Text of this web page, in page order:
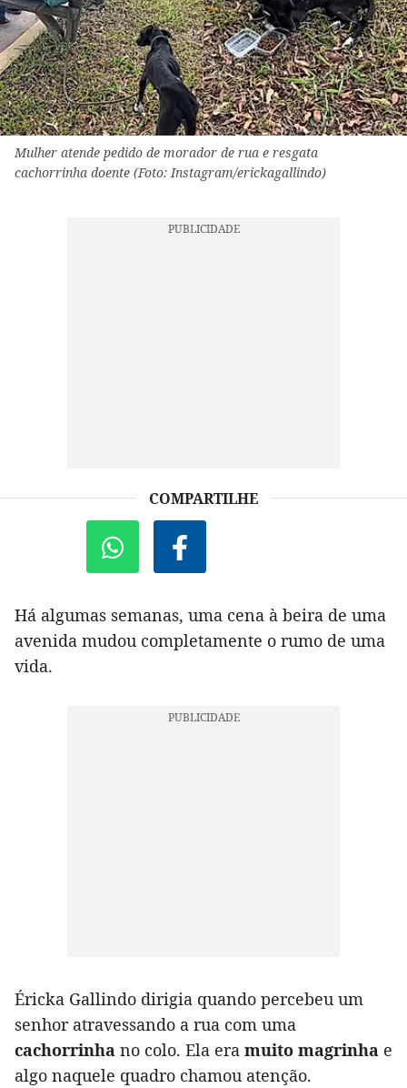
Mulher atende pedido de morador de rua e resgata
cachorrinha doente (Foto: Instagram/erickagallindo)
COMPARTILHE
Há algumas semanas, uma cena à beira de uma
avenida mudou completamente o rumo de uma
vida.
Éricka Gallindo dirigia quando percebeu um
senhor atravessando a rua com uma
cachorrinha no colo. Ela era muito magrinha e
algo naquele quadro chamou atenção.